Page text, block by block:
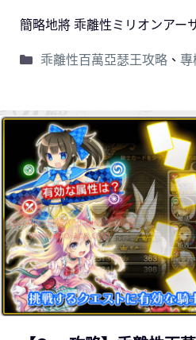
簡略地將 乖離性ミリオンアー
乖離性百萬亞瑟王攻略、 專